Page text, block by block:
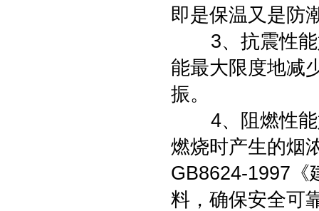
即是保温又是防
3、抗震性能
能最大限度地减
振。
4、阻燃性能
燃烧时产生的烟
GB8624-1997《
料，确保安全可